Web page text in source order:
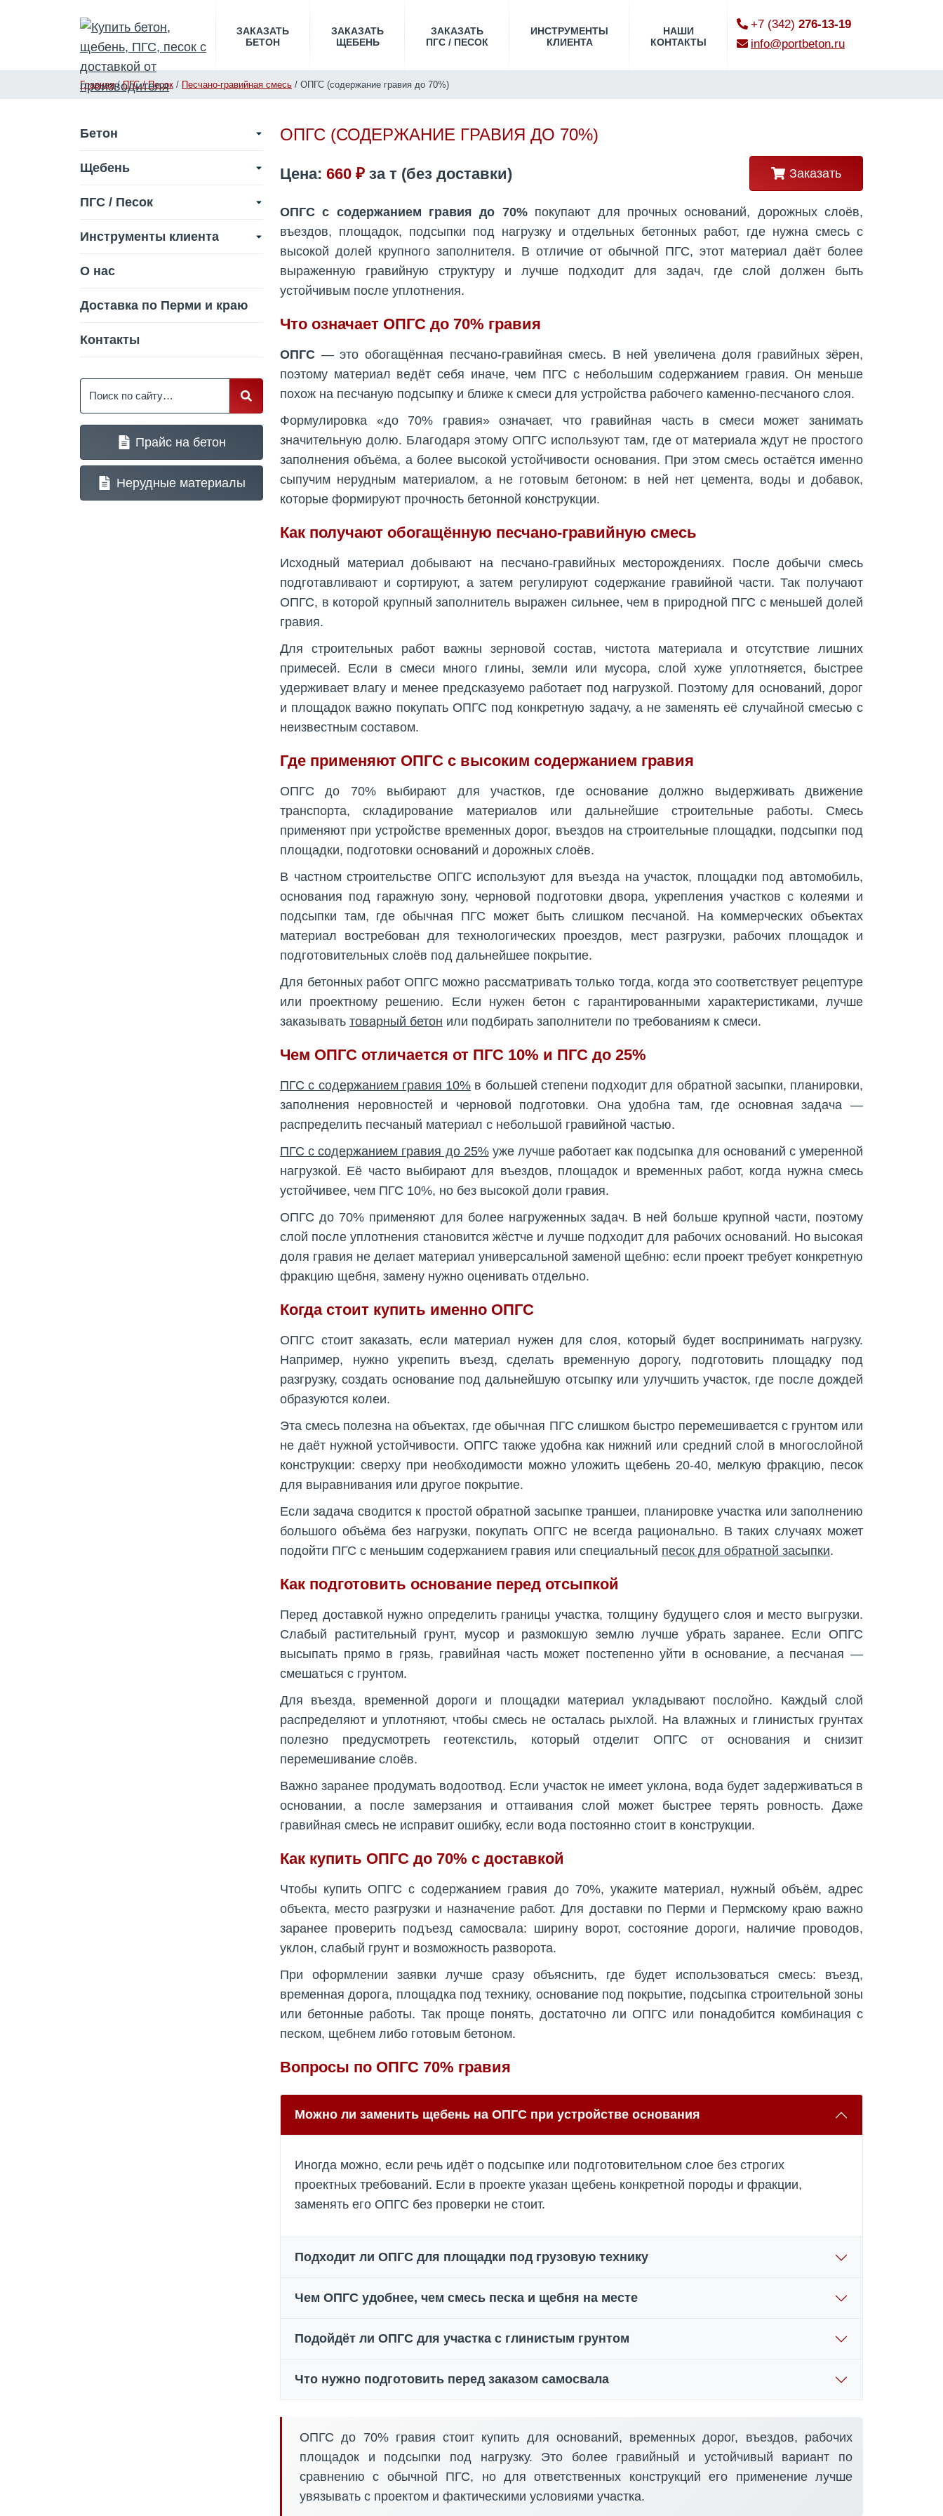
ЗАКАЗАТЬ
БЕТОН
ЗАКАЗАТЬ
ЩЕБЕНЬ
ЗАКАЗАТЬ
ПГС / ПЕСОК
ИНСТРУМЕНТЫ
КЛИЕНТА
НАШИ
КОНТАКТЫ
+7 (342) 276-13-19
info@portbeton.ru
Главная/ПГС / Песок / Песчано-гравийная смесь / ОПГС (содержание гравия до 70%)
Бетон
Щебень
ПГС / Песок
Инструменты клиента
О нас
Доставка по Перми и краю
Контакты
Прайс на бетон
Нерудные материалы
ОПГС (СОДЕРЖАНИЕ ГРАВИЯ ДО 70%)
Цена: 660 ₽ за т (без доставки) Заказать
ОПГС с содержанием гравия до 70%покупают для прочных оснований, дорожных слоёв,
въездов, площадок, подсыпки под нагрузку и отдельных бетонных работ, где нужна смесь с
высокой долей крупного заполнителя. В отличие от обычной ПГС, этот материал даёт более
выраженную гравийную структуру и лучше подходит для задач, где слой должен быть
устойчивым после уплотнения.
Что означает ОПГС до 70% гравия
ОПГС — это обогащённая песчано-гравийная смесь. В ней увеличена доля гравийных зёрен,
поэтому материал ведёт себя иначе, чем ПГС с небольшим содержанием гравия. Он меньше
похож на песчаную подсыпку и ближе к смеси для устройства рабочего каменно-песчаного слоя.
Формулировка «до 70% гравия» означает, что гравийная часть в смеси может занимать
значительную долю. Благодаря этому ОПГС используют там, где от материала ждут не простого
заполнения объёма, а более высокой устойчивости основания. При этом смесь остаётся именно
сыпучим нерудным материалом, а не готовым бетоном: в ней нет цемента, воды и добавок,
которые формируют прочность бетонной конструкции.
Как получают обогащённую песчано-гравийную смесь
Исходный материал добывают на песчано-гравийных месторождениях. После добычи смесь
подготавливают и сортируют, а затем регулируют содержание гравийной части. Так получают
ОПГС, в которой крупный заполнитель выражен сильнее, чем в природной ПГС с меньшей долей
гравия.
Для строительных работ важны зерновой состав, чистота материала и отсутствие лишних
примесей. Если в смеси много глины, земли или мусора, слой хуже уплотняется, быстрее
удерживает влагу и менее предсказуемо работает под нагрузкой. Поэтому для оснований, дорог
и площадок важно покупать ОПГС под конкретную задачу, а не заменять её случайной смесью с
неизвестным составом.
Где применяют ОПГС с высоким содержанием гравия
ОПГС до 70% выбирают для участков, где основание должно выдерживать движение
транспорта, складирование материалов или дальнейшие строительные работы. Смесь
применяют при устройстве временных дорог, въездов на строительные площадки, подсыпки под
площадки, подготовки оснований и дорожных слоёв.
В частном строительстве ОПГС используют для въезда на участок, площадки под автомобиль,
основания под гаражную зону, черновой подготовки двора, укрепления участков с колеями и
подсыпки там, где обычная ПГС может быть слишком песчаной. На коммерческих объектах
материал востребован для технологических проездов, мест разгрузки, рабочих площадок и
подготовительных слоёв под дальнейшее покрытие.
Для бетонных работ ОПГС можно рассматривать только тогда, когда это соответствует рецептуре
или проектному решению. Если нужен бетон с гарантированными характеристиками, лучше
заказывать товарный бетон или подбирать заполнители по требованиям к смеси.
Чем ОПГС отличается от ПГС 10% и ПГС до 25%
ПГС с содержанием гравия 10% в большей степени подходит для обратной засыпки, планировки,
заполнения неровностей и черновой подготовки. Она удобна там, где основная задача —
распределить песчаный материал с небольшой гравийной частью.
ПГС с содержанием гравия до 25%уже лучше работает как подсыпка для оснований с умеренной
нагрузкой. Её часто выбирают для въездов, площадок и временных работ, когда нужна смесь
устойчивее, чем ПГС 10%, но без высокой доли гравия.
ОПГС до 70% применяют для более нагруженных задач. В ней больше крупной части, поэтому
слой после уплотнения становится жёстче и лучше подходит для рабочих оснований. Но высокая
доля гравия не делает материал универсальной заменой щебню: если проект требует конкретную
фракцию щебня, замену нужно оценивать отдельно.
Когда стоит купить именно ОПГС
ОПГС стоит заказать, если материал нужен для слоя, который будет воспринимать нагрузку.
Например, нужно укрепить въезд, сделать временную дорогу, подготовить площадку под
разгрузку, создать основание под дальнейшую отсыпку или улучшить участок, где после дождей
образуются колеи.
Эта смесь полезна на объектах, где обычная ПГС слишком быстро перемешивается с грунтом или
не даёт нужной устойчивости. ОПГС также удобна как нижний или средний слой в многослойной
конструкции: сверху при необходимости можно уложить щебень 20-40, мелкую фракцию, песок
для выравнивания или другое покрытие.
Если задача сводится к простой обратной засыпке траншеи, планировке участка или заполнению
большого объёма без нагрузки, покупать ОПГС не всегда рационально. В таких случаях может
подойти ПГС с меньшим содержанием гравия или специальный песок для обратной засыпки.
Как подготовить основание перед отсыпкой
Перед доставкой нужно определить границы участка, толщину будущего слоя и место выгрузки.
Слабый растительный грунт, мусор и размокшую землю лучше убрать заранее. Если ОПГС
высыпать прямо в грязь, гравийная часть может постепенно уйти в основание, а песчаная —
смешаться с грунтом.
Для въезда, временной дороги и площадки материал укладывают послойно. Каждый слой
распределяют и уплотняют, чтобы смесь не осталась рыхлой. На влажных и глинистых грунтах
полезно предусмотреть геотекстиль, который отделит ОПГС от основания и снизит
перемешивание слоёв.
Важно заранее продумать водоотвод. Если участок не имеет уклона, вода будет задерживаться в
основании, а после замерзания и оттаивания слой может быстрее терять ровность. Даже
гравийная смесь не исправит ошибку, если вода постоянно стоит в конструкции.
Как купить ОПГС до 70% с доставкой
Чтобы купить ОПГС с содержанием гравия до 70%, укажите материал, нужный объём, адрес
объекта, место разгрузки и назначение работ. Для доставки по Перми и Пермскому краю важно
заранее проверить подъезд самосвала: ширину ворот, состояние дороги, наличие проводов,
уклон, слабый грунт и возможность разворота.
При оформлении заявки лучше сразу объяснить, где будет использоваться смесь: въезд,
временная дорога, площадка под технику, основание под покрытие, подсыпка строительной зоны
или бетонные работы. Так проще понять, достаточно ли ОПГС или понадобится комбинация с
песком, щебнем либо готовым бетоном.
Вопросы по ОПГС 70% гравия
Можно ли заменить щебень на ОПГС при устройстве основания
Иногда можно, если речь идёт о подсыпке или подготовительном слое без строгих
проектных требований. Если в проекте указан щебень конкретной породы и фракции,
заменять его ОПГС без проверки не стоит.
Подходит ли ОПГС для площадки под грузовую технику
Чем ОПГС удобнее, чем смесь песка и щебня на месте
Подойдёт ли ОПГС для участка с глинистым грунтом
Что нужно подготовить перед заказом самосвала
ОПГС до 70% гравия стоит купить для оснований, временных дорог, въездов, рабочих
площадок и подсыпки под нагрузку. Это более гравийный и устойчивый вариант по
сравнению с обычной ПГС, но для ответственных конструкций его применение лучше
увязывать с проектом и фактическими условиями участка.